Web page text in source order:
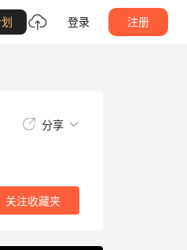
登录 注册
分享
关注收藏夹
关注 收藏夹